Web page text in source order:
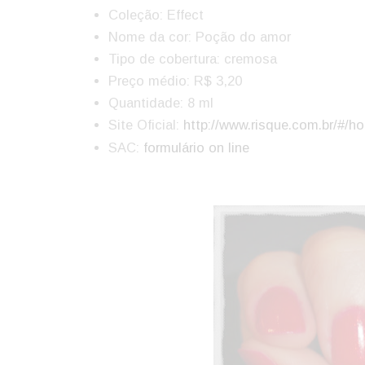
Coleção: Effect
Nome da cor: Poção do amor
Tipo de cobertura: cremosa
Preço médio: R$ 3,20
Quantidade: 8 ml
Site Oficial: http://www.risque.com.br/#/
SAC: formulário on line